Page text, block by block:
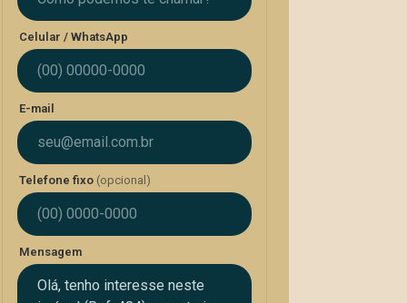
Celular / WhatsApp
E-mail
Telefone fixo (opcional)
Mensagem